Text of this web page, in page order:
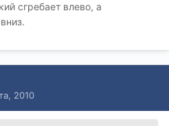
сгребает влево, а
2010